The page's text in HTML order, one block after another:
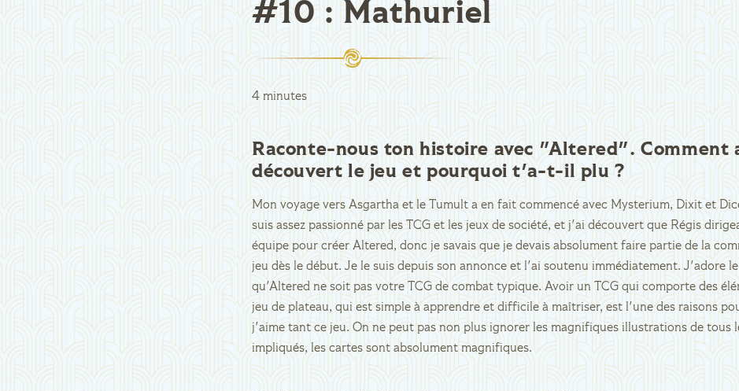
#10 : Mathuriel
4 minutes
Raconte-nous ton histoire avec "Altered". Comment
découvert le jeu et pourquoi t'a-t-il plu ?
Mon voyage vers Asgartha et le Tumult a en fait commencé avec Mysterium, Dixit et
suis assez passionné par les TCG et les jeux de société, et j'ai découvert que Régis
équipe pour créer Altered, donc je savais que je devais absolument faire partie de la
jeu dès le début. Je le suis depuis son annonce et l'ai soutenu immédiatement. J'adore
qu'Altered ne soit pas votre TCG de combat typique. Avoir un TCG qui comporte des
jeu de plateau, qui est simple à apprendre et difficile à maîtriser, est l'une des raisons
j'aime tant ce jeu. On ne peut pas non plus ignorer les magnifiques illustrations de tous
impliqués, les cartes sont absolument magnifiques.